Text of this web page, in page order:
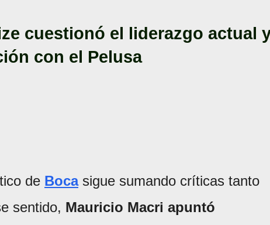
cuestionó el liderazgo actual
con el Pelusa
de Bocasigue sumando críticas tanto
sentido, Mauricio Macri apuntó